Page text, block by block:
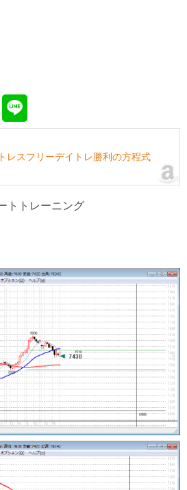
レスフリーデイトレ勝利の方程式
トトレーニング